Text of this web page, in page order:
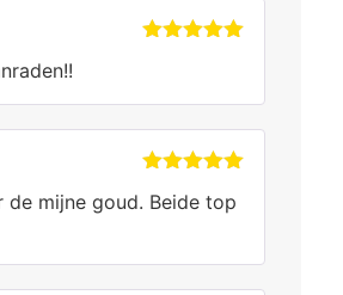
5uit 5
mijne goud. Beide top